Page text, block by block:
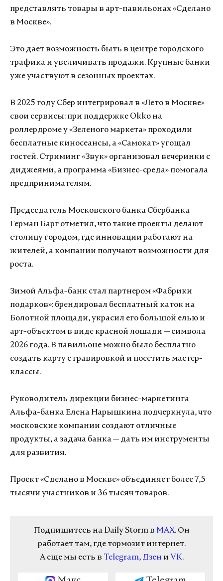
представлять товары в арт-павильонах «Сделано
в Москве».
Это дает возможность быть в центре городского
трафика и увеличивать продажи. Крупные банки
уже участвуют в сезонных проектах.
В 2025 году Сбер интегрировал в «Лето в Москве»
свои сервисы: при поддержке Okko на
роллердроме у «Зеленого маркета» проходили
бесплатные киносеансы, а «Самокат» угощал
гостей. Стриминг «Звук» организовал вечеринки с
диджеями, а программа «Бизнес-среда» помогала
предпринимателям.
Председатель Московского банка Сбербанка
Герман Барг отметил, что такие проекты делают
столицу городом, где инновации работают на
жителей, а компании получают возможности для
роста.
Зимой Альфа-банк стал партнером «Фабрики
подарков»: брендировал бесплатный каток на
Болотной площади, украсил его большой елью и
арт-объектом в виде красной лошади — символа
2026 года. В павильоне можно было бесплатно
создать карту с гравировкой и посетить мастер-
классы.
Руководитель дирекции бизнес-маркетинга
Альфа-банка Елена Нарышкина подчеркнула, что
московские компании создают отличные
продукты, а задача банка — дать им инструменты
для развития.
Проект «Сделано в Москве» объединяет более 7,5
тысячи участников и 36 тысяч товаров.
Подпишитесь на Daily Storm в MAX. Он
работает там, где тормозит интернет.
А еще мы есть в Telegram, Дзен и VK.